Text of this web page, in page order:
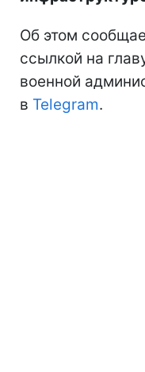
Об этом
ссылкой на
военной
в Telegram.